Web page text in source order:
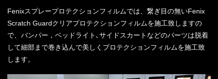
Fenixスプレープロテクションフィルムでは、繋ぎ目の無いFenix
Scratch Guardクリアプロテクションフィルムを施工致しますの
で、バンパー，ベッドライト､サイドスカートなどのパーツは脱着
して細部まで巻き込んで美しくプロテクションフィルムを施工致
します。